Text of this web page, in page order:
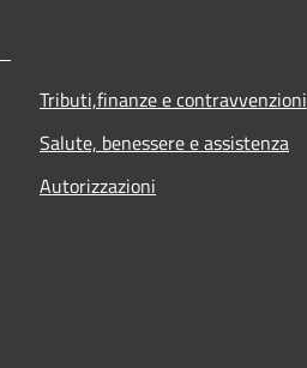
Tributi,finanze e contravvenzioni
Salute, benessere e assistenza
Autorizzazioni